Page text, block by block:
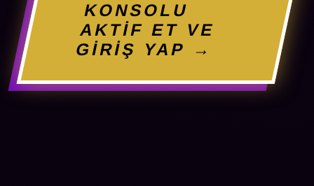
KONSOLU
AKTİF ET VE
GİRİŞ YAP →